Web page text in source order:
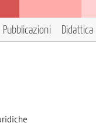
Pubblicazioni Didattica